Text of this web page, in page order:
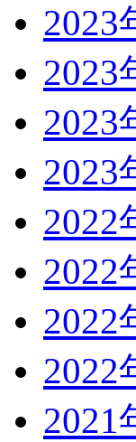
2023
2023
2023
2023
2022
2022
2022
2022
2021